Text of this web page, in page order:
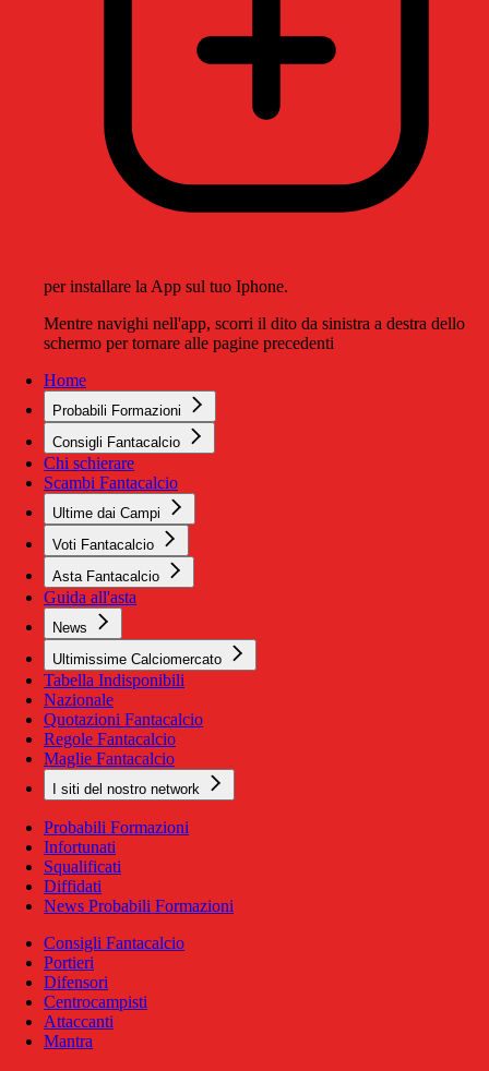
per installare la App sul tuo Iphone.
Mentre navighi nell'app, scorri il dito da sinistra a destra dello
schermo per tornare alle pagine precedenti
Home
Probabili Formazioni
Consigli Fantacalcio
Chi schierare
Scambi Fantacalcio
Ultime dai Campi
Voti Fantacalcio
Asta Fantacalcio
Guida all'asta
News
Ultimissime Calciomercato
Tabella Indisponibili
Nazionale
Quotazioni Fantacalcio
Regole Fantacalcio
Maglie Fantacalcio
I siti del nostro network
Probabili Formazioni
Infortunati
Squalificati
Diffidati
News Probabili Formazioni
Consigli Fantacalcio
Portieri
Difensori
Centrocampisti
Attaccanti
Mantra